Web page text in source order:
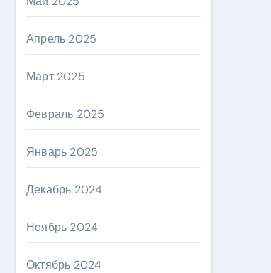
Апрель 2025
Март 2025
Февраль 2025
Январь 2025
Декабрь 2024
Ноябрь 2024
Октябрь 2024